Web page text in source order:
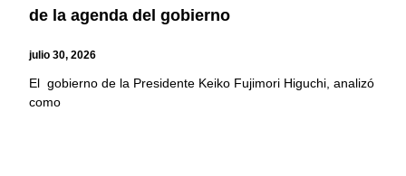
de la agenda del gobierno
julio 30, 2026
El gobierno de la Presidente Keiko Fujimori Higuchi, analizó
como